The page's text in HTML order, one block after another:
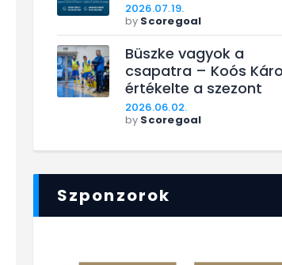
2026.07.19.
by Scoregoal
Büszke vagyok a
csapatra – Koós
értékelte a szezont
2026.06.02.
by Scoregoal
Szponzorok